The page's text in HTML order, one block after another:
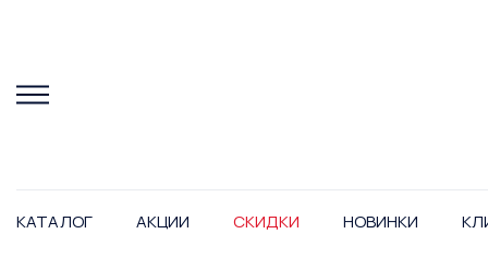
КАТАЛОГ АКЦИИ СКИДКИ НОВИНКИ